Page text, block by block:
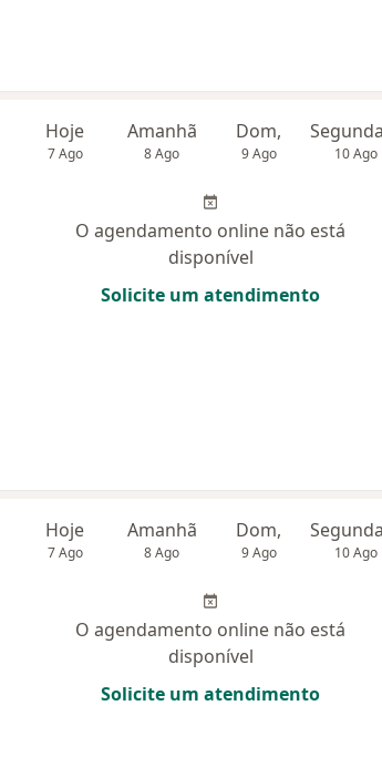
Hoje
7 Ago
Amanhã
8 Ago
Dom,
9 Ago 10 Ago
O agendamento online não está
disponível
Solicite um atendimento
Hoje
7 Ago
Amanhã
8 Ago
Dom,
9 Ago 10 Ago
O agendamento online não está
disponível
Solicite um atendimento